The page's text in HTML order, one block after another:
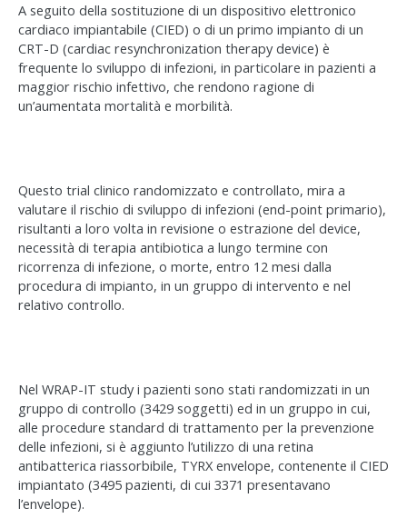
A seguito della sostituzione di un dispositivo elettronico
cardiaco impiantabile (CIED) o di un primo impianto di un
CRT-D (cardiac resynchronization therapy device) è
frequente lo sviluppo di infezioni, in particolare in pazienti a
maggior rischio infettivo, che rendono ragione di
un’aumentata mortalità e morbilità.
Questo trial clinico randomizzato e controllato, mira a
valutare il rischio di sviluppo di infezioni (end-point primario),
risultanti a loro volta in revisione o estrazione del device,
necessità di terapia antibiotica a lungo termine con
ricorrenza di infezione, o morte, entro 12 mesi dalla
procedura di impianto, in un gruppo di intervento e nel
relativo controllo.
Nel WRAP-IT study i pazienti sono stati randomizzati in un
gruppo di controllo (3429 soggetti) ed in un gruppo in cui,
alle procedure standard di trattamento per la prevenzione
delle infezioni, si è aggiunto l’utilizzo di una retina
antibatterica riassorbibile, TYRX envelope, contenente il CIED
impiantato (3495 pazienti, di cui 3371 presentavano
l’envelope).